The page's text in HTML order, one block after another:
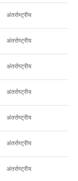
अंतर्राष्ट्रीय
अंतर्राष्ट्रीय
अंतर्राष्ट्रीय
अंतर्राष्ट्रीय
अंतर्राष्ट्रीय
अंतर्राष्ट्रीय
अंतर्राष्ट्रीय